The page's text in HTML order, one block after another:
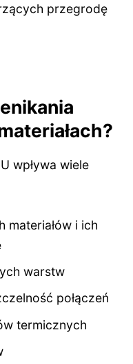
przegrodę
wpływa wiele
materiałów i ich
warstw
połączeń
termicznych